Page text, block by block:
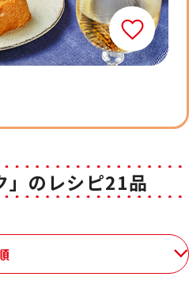
」のレシピ21品